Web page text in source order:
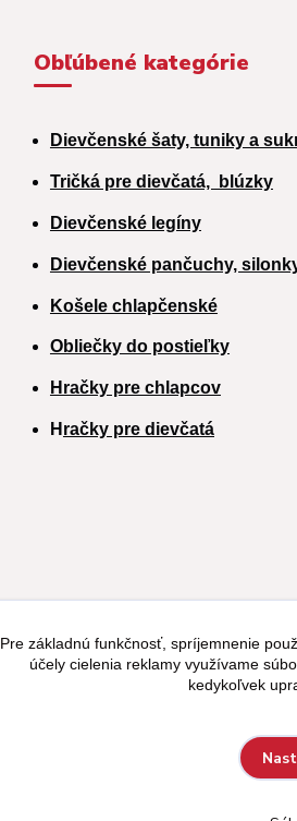
Obľúbené kategórie
Dievčenské šaty, tuniky a
Tričká pre dievčatá, blúzky
Dievčenské legíny
Dievčenské pančuchy,
Košele chlapčenské
Obliečky do postieľky
Hračky pre chlapcov
H račky pre dievčatá
Pre základnú funkčnosť, spríjemnenie
účely cielenia reklamy využívame
kedykoľvek